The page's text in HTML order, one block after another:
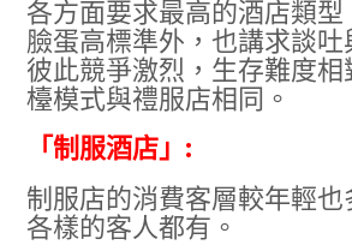
各方面要求最高的酒店類型
臉蛋高標準外，也講求談
彼此競爭激烈，生存難度
檯模式與禮服店相同。
「制服酒店」:
制服店的消費客層較年輕
各樣的客人都有。